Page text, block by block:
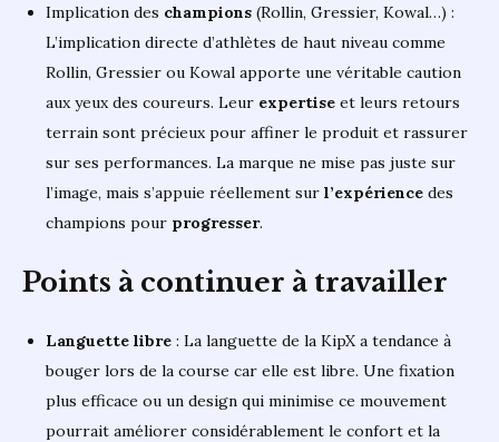
Implication des champions (Rollin, Gressier, Kowal…) :
L’implication directe d’athlètes de haut niveau comme
Rollin, Gressier ou Kowal apporte une véritable caution
aux yeux des coureurs. Leur expertise et leurs retours
terrain sont précieux pour affiner le produit et rassurer
sur ses performances. La marque ne mise pas juste sur
l’image, mais s’appuie réellement sur l’expérience des
champions pour progresser.
Points à continuer à travailler
Languette libre : La languette de la KipX a tendance à
bouger lors de la course car elle est libre. Une fixation
plus efficace ou un design qui minimise ce mouvement
pourrait améliorer considérablement le confort et la